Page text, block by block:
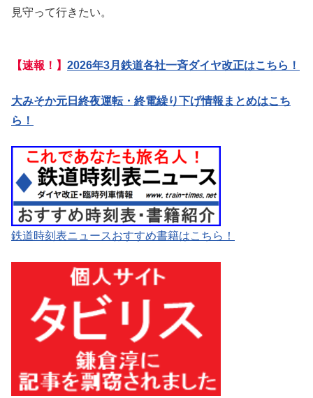
見守って行きたい。
【速報！】 2026年3月鉄道各社一斉ダイヤ改正はこちら！
大みそか元日終夜運転・終電繰り下げ情報まとめはこち
ら！
鉄道時刻表ニュースおすすめ書籍はこちら！